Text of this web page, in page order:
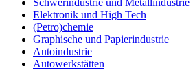
Elektronik und High Tech
(Petro)chemie
Graphische und Papierindustrie
Autoindustrie
Autowerkstätten